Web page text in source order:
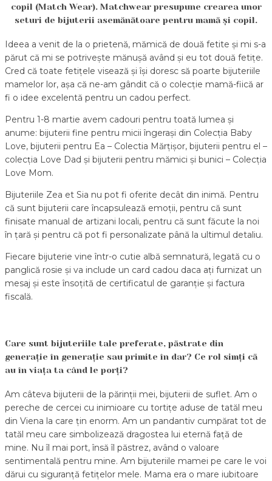
copil (Match Wear). Matchwear presupune crearea unor
seturi de bijuterii asemănătoare pentru mamă și copil.
Ideea a venit de la o prietenă, mămică de două fetite și mi s-a
părut că mi se potrivește mănușă având și eu tot două fetițe.
Cred că toate fetițele visează și își doresc să poarte bijuteriile
mamelor lor, așa că ne-am gândit că o colecție mamă-fiică ar
fi o idee excelentă pentru un cadou perfect.
Pentru 1-8 martie avem cadouri pentru toată lumea și
anume: bijuterii fine pentru micii îngerași din Colecția Baby
Love, bijuterii pentru Ea – Colectia Mărțișor, bijuterii pentru el –
colecția Love Dad și bijuterii pentru mămici și bunici – Colecția
Love Mom.
Bijuteriile Zea et Sia nu pot fi oferite decât din inimă. Pentru
că sunt bijuterii care încapsulează emoții, pentru că sunt
finisate manual de artizani locali, pentru că sunt făcute la noi
în țară și pentru că pot fi personalizate până la ultimul detaliu.
Fiecare bijuterie vine într-o cutie albă semnatură, legată cu o
panglică rosie și va include un card cadou daca ați furnizat un
mesaj și este însoțită de certificatul de garanție și factura
fiscală.
Care sunt bijuteriile tale preferate, păstrate din
generație în generație sau primite în dar? Ce rol simți că
au în viața ta când le porți?
Am câteva bijuterii de la părinții mei, bijuterii de suflet. Am o
pereche de cercei cu inimioare cu tortițe aduse de tatăl meu
din Viena la care țin enorm. Am un pandantiv cumpărat tot de
tatăl meu care simbolizează dragostea lui eternă față de
mine. Nu îl mai port, însă îl păstrez, având o valoare
sentimentală pentru mine. Am bijuteriile mamei pe care le voi
dărui cu siguranță fetițelor mele. Mama era o mare iubitoare